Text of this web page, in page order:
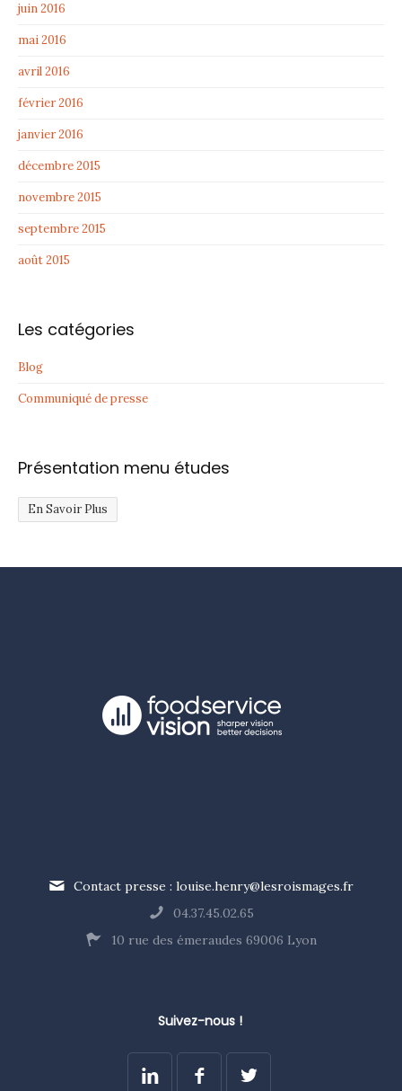
juin 2016
mai 2016
avril 2016
février 2016
janvier 2016
décembre 2015
novembre 2015
septembre 2015
août 2015
Les catégories
Blog
Communiqué de presse
Présentation menu études
En Savoir Plus
Contact presse : louise.henry@lesroismages.fr
04.37.45.02.65
10 rue des émeraudes 69006 Lyon
Suivez-nous !